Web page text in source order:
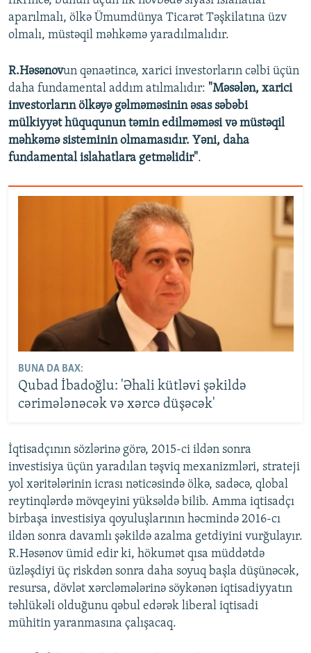
aparılmalı, ölkə Ümumdünya Ticarət Təşkilatına üzv
olmalı, müstəqil məhkəmə yaradılmalıdır.
R.Həsənovun qənaətincə, xarici investorların cəlbi üçün
daha fundamental addım atılmalıdır: "Məsələn, xarici
investorların ölkəyə gəlməməsinin əsas səbəbi
mülkiyyət hüququnun təmin edilməməsi və müstəqil
məhkəmə sisteminin olmamasıdır. Yəni, daha
fundamental islahatlara getməlidir".
BUNA DA BAX:
Qubad İbadoğlu: 'Əhali kütləvi şəkildə
cərimələnəcək və xərcə düşəcək'
İqtisadçının sözlərinə görə, 2015-ci ildən sonra
investisiya üçün yaradılan təşviq mexanizmləri, strateji
yol xəritələrinin icrası nəticəsində ölkə, sadəcə, qlobal
reytinqlərdə mövqeyini yüksəldə bilib. Amma iqtisadçı
birbaşa investisiya qoyuluşlarının həcmində 2016-cı
ildən sonra davamlı şəkildə azalma getdiyini vurğulayır.
R.Həsənov ümid edir ki, hökumət qısa müddətdə
üzləşdiyi üç riskdən sonra daha soyuq başla düşünəcək,
resursa, dövlət xərcləmələrinə söykənən iqtisadiyyatın
təhlükəli olduğunu qəbul edərək liberal iqtisadi
mühitin yaranmasına çalışacaq.